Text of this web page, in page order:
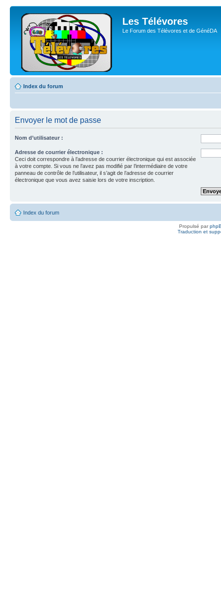
Les Télévores
Le Forum des Télévores et de GénéDA
Index du forum
Envoyer le mot de passe
Nom d’utilisateur :
Adresse de courrier électronique :
Ceci doit correspondre à l’adresse de courrier électronique qui est associée
à votre compte. Si vous ne l’avez pas modifié par l’intermédiaire de votre
panneau de contrôle de l’utilisateur, il s’agit de l’adresse de courrier
électronique que vous avez saisie lors de votre inscription.
Index du forum
Propulsé par
Traduction et